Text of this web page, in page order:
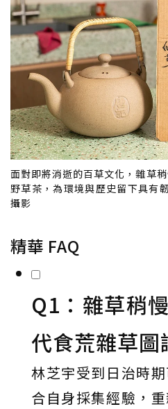
面對即將消逝的百草文化，雜草
野草茶，為環境與歷史留下具有
攝影
精華 FAQ
Q1：雜草稍
代食荒雜草圖
林芝宇受到日治時
合自身採集經驗，